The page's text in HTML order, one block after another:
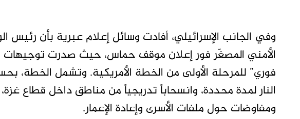
وفي الجانب الإسرائيلي، أفادت وسائل إعلام عبرية بأن رئيس
الأمني المصغّر فور إعلان موقف حماس، حيث صدرت توجيهات
فوري” للمرحلة الأولى من الخطة الأمريكية. وتشمل الخطة،
النار لمدة محددة، وانسحاباً تدريجياً من مناطق داخل قطاع
ومفاوضات حول ملفات الأسرى وإعادة الإعمار.